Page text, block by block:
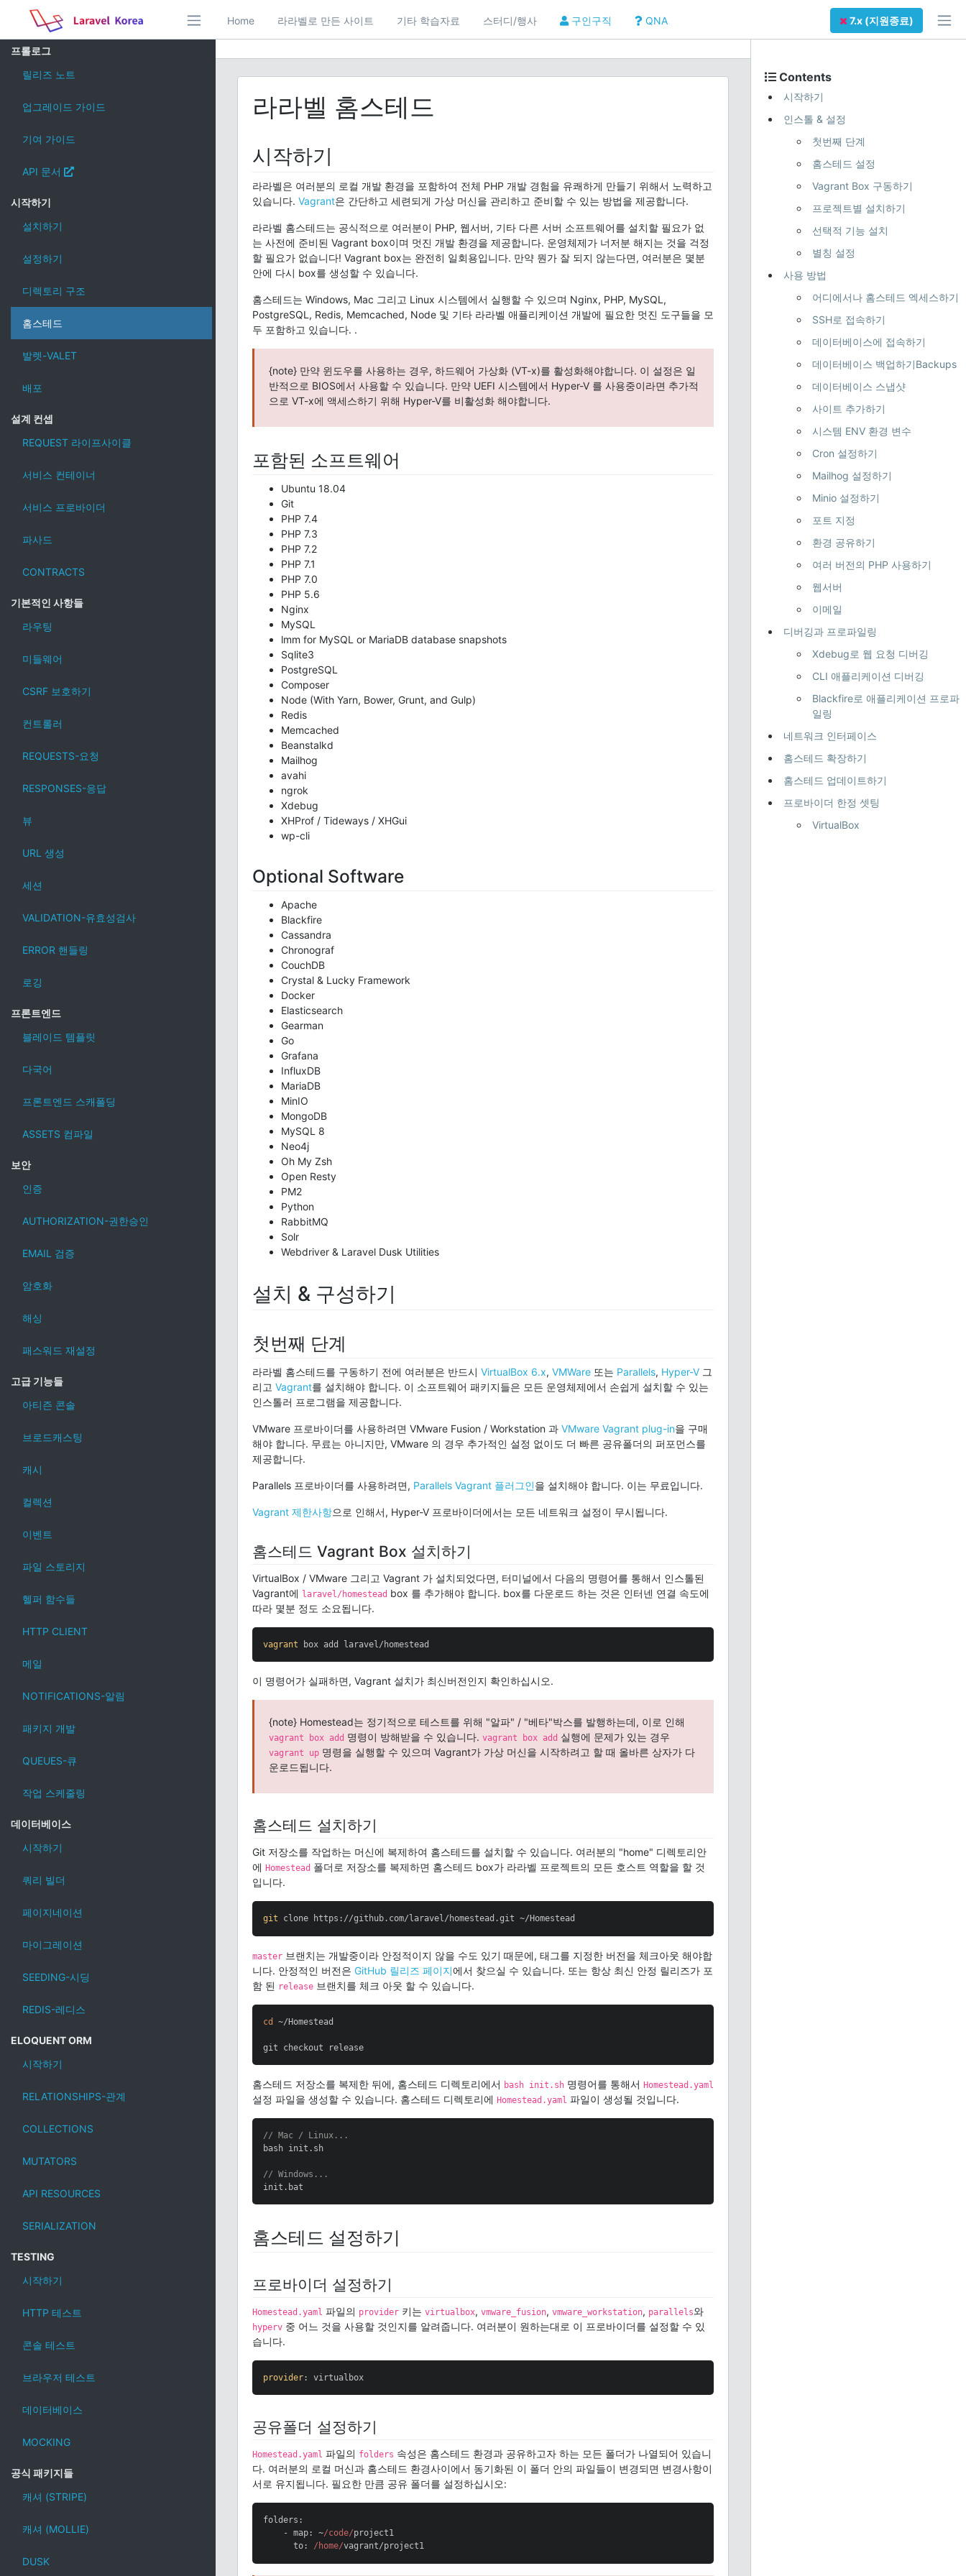
Home 라라벨로 만든 사이트 기타 학습자료 스터디/행사 구인구직 QNA 7.x (지원종료)
프롤로그
릴리즈 노트
업그레이드 가이드
기여 가이드
API 문서
시작하기
설치하기
설정하기
디렉토리 구조
홈스테드
발렛-VALET
배포
설계 컨셉
REQUEST 라이프사이클
서비스 컨테이너
서비스 프로바이더
파사드
CONTRACTS
기본적인 사항들
라우팅
미들웨어
CSRF 보호하기
컨트롤러
REQUESTS-요청
RESPONSES-응답
뷰
URL 생성
세션
VALIDATION-유효성검사
ERROR 핸들링
로깅
프론트엔드
블레이드 템플릿
다국어
프론트엔드 스캐폴딩
ASSETS 컴파일
보안
인증
AUTHORIZATION-권한승인
EMAIL 검증
암호화
해싱
패스워드 재설정
고급 기능들
아티즌 콘솔
브로드캐스팅
캐시
컬렉션
이벤트
파일 스토리지
헬퍼 함수들
HTTP CLIENT
메일
NOTIFICATIONS-알림
패키지 개발
QUEUES-큐
작업 스케줄링
데이터베이스
시작하기
쿼리 빌더
페이지네이션
마이그레이션
SEEDING-시딩
REDIS-레디스
ELOQUENT ORM
시작하기
RELATIONSHIPS-관계
COLLECTIONS
MUTATORS
API RESOURCES
SERIALIZATION
TESTING
시작하기
HTTP 테스트
콘솔 테스트
브라우저 테스트
데이터베이스
MOCKING
공식 패키지들
캐셔 (STRIPE)
캐셔 (MOLLIE)
DUSK
라라벨 홈스테드
시작하기
라라벨은 여러분의 로컬 개발 환경을 포함하여 전체 PHP 개발 경험을 유쾌하게 만들기 위해서 노력하고
있습니다. Vagrant은 간단하고 세련되게 가상 머신을 관리하고 준비할 수 있는 방법을 제공합니다.
라라벨 홈스테드는 공식적으로 여러분이 PHP, 웹서버, 기타 다른 서버 소프트웨어를 설치할 필요가 없
는 사전에 준비된 Vagrant box이며 멋진 개발 환경을 제공합니다. 운영체제가 너저분 해지는 것을 걱정
할 필요가 없습니다! Vagrant box는 완전히 일회용입니다. 만약 뭔가 잘 되지 않는다면, 여러분은 몇분
안에 다시 box를 생성할 수 있습니다.
홈스테드는 Windows, Mac 그리고 Linux 시스템에서 실행할 수 있으며 Nginx, PHP, MySQL,
PostgreSQL, Redis, Memcached, Node 및 기타 라라벨 애플리케이션 개발에 필요한 멋진 도구들을 모
두 포함하고 있습니다. .
{note} 만약 윈도우를 사용하는 경우, 하드웨어 가상화 (VT-x)를 활성화해야합니다. 이 설정은 일
반적으로 BIOS에서 사용할 수 있습니다. 만약 UEFI 시스템에서 Hyper-V 를 사용중이라면 추가적
으로 VT-x에 액세스하기 위해 Hyper-V를 비활성화 해야합니다.
포함된 소프트웨어
Ubuntu 18.04
Git
PHP 7.4
PHP 7.3
PHP 7.2
PHP 7.1
PHP 7.0
PHP 5.6
Nginx
MySQL
lmm for MySQL or MariaDB database snapshots
Sqlite3
PostgreSQL
Composer
Node (With Yarn, Bower, Grunt, and Gulp)
Redis
Memcached
Beanstalkd
Mailhog
avahi
ngrok
Xdebug
XHProf / Tideways / XHGui
wp-cli
Optional Software
Apache
Blackfire
Cassandra
Chronograf
CouchDB
Crystal & Lucky Framework
Docker
Elasticsearch
Gearman
Go
Grafana
InfluxDB
MariaDB
MinIO
MongoDB
MySQL 8
Neo4j
Oh My Zsh
Open Resty
PM2
Python
RabbitMQ
Solr
Webdriver & Laravel Dusk Utilities
설치 & 구성하기
첫번째 단계
라라벨 홈스테드를 구동하기 전에 여러분은 반드시 VirtualBox 6.x, VMWare 또는 Parallels, Hyper-V 그
리고 Vagrant를 설치해야 합니다. 이 소프트웨어 패키지들은 모든 운영체제에서 손쉽게 설치할 수 있는
인스톨러 프로그램을 제공합니다.
VMware 프로바이더를 사용하려면 VMware Fusion / Workstation 과 VMware Vagrant plug-in을 구매
해야 합니다. 무료는 아니지만, VMware 의 경우 추가적인 설정 없이도 더 빠른 공유폴더의 퍼포먼스를
제공합니다.
Parallels 프로바이더를 사용하려면, Parallels Vagrant 플러그인을 설치해야 합니다. 이는 무료입니다.
Vagrant 제한사항으로 인해서, Hyper-V 프로바이더에서는 모든 네트워크 설정이 무시됩니다.
홈스테드 Vagrant Box 설치하기
VirtualBox / VMware 그리고 Vagrant 가 설치되었다면, 터미널에서 다음의 명령어를 통해서 인스톨된
Vagrant에 laravel/homestead box 를 추가해야 합니다. box를 다운로드 하는 것은 인터넨 연결 속도에
따라 몇분 정도 소요됩니다.
vagrant box add laravel/homestead
이 명령어가 실패하면, Vagrant 설치가 최신버전인지 확인하십시오.
{note} Homestead는 정기적으로 테스트를 위해 "알파" / "베타"박스를 발행하는데, 이로 인해
vagrant box add 명령이 방해받을 수 있습니다. vagrant box add 실행에 문제가 있는 경우
vagrant up 명령을 실행할 수 있으며 Vagrant가 가상 머신을 시작하려고 할 때 올바른 상자가 다
운로드됩니다.
홈스테드 설치하기
Git 저장소를 작업하는 머신에 복제하여 홈스테드를 설치할 수 있습니다. 여러분의 "home" 디렉토리안
에 Homestead 폴더로 저장소를 복제하면 홈스테드 box가 라라벨 프로젝트의 모든 호스트 역할을 할 것
입니다.
git clone https://github.com/laravel/homestead.git ~/Homestead
master 브랜치는 개발중이라 안정적이지 않을 수도 있기 때문에, 태그를 지정한 버전을 체크아웃 해야합
니다. 안정적인 버전은 GitHub 릴리즈 페이지에서 찾으실 수 있습니다. 또는 항상 최신 안정 릴리즈가 포
함 된 release 브랜치를 체크 아웃 할 수 있습니다.
cd ~/Homestead
git checkout release
홈스테드 저장소를 복제한 뒤에, 홈스테드 디렉토리에서 bash init.sh 명령어를 통해서 Homestead.yaml
설정 파일을 생성할 수 있습니다. 홈스테드 디렉토리에 Homestead.yaml 파일이 생성될 것입니다.
// Mac / Linux...
bash init.sh
// Windows...
init.bat
홈스테드 설정하기
프로바이더 설정하기
Homestead.yaml 파일의 provider 키는 virtualbox, vmware_fusion, vmware_workstation, parallels와
hyperv 중 어느 것을 사용할 것인지를 알려줍니다. 여러분이 원하는대로 이 프로바이더를 설정할 수 있
습니다.
provider : virtualbox
공유폴더 설정하기
Homestead.yaml 파일의 folders 속성은 홈스테드 환경과 공유하고자 하는 모든 폴더가 나열되어 있습니
다. 여러분의 로컬 머신과 홈스테드 환경사이에서 동기화된 이 폴더 안의 파일들이 변경되면 변경사항이
서로 유지됩니다. 필요한 만큼 공유 폴더를 설정하십시오:
folders:
    - map: ~
/code/project1
      to:
/home/vagrant/project1
Contents
시작하기
인스톨 & 설정
첫번째 단계
홈스테드 설정
Vagrant Box 구동하기
프로젝트별 설치하기
선택적 기능 설치
별칭 설정
사용 방법
어디에서나 홈스테드 엑세스하기
SSH로 접속하기
데이터베이스에 접속하기
데이터베이스 백업하기Backups
데이터베이스 스냅샷
사이트 추가하기
시스템 ENV 환경 변수
Cron 설정하기
Mailhog 설정하기
Minio 설정하기
포트 지정
환경 공유하기
여러 버전의 PHP 사용하기
웹서버
이메일
디버깅과 프로파일링
Xdebug로 웹 요청 디버깅
CLI 애플리케이션 디버깅
Blackfire로 애플리케이션 프로파
일링
네트워크 인터페이스
홈스테드 확장하기
홈스테드 업데이트하기
프로바이더 한정 셋팅
VirtualBox